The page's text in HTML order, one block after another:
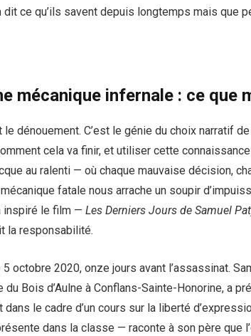
ce qu’ils savent depuis longtemps mais que
mécanique infernale : ce que
le dénouement. C’est le génie du choix narratif
cela va finir, et utiliser cette
au ralenti — où chaque mauvaise décision,
fatale nous arrache un soupir
inspiré le film —Les Derniers Jours de Samuel
la responsabilité.
octobre 2020, onze jours avant l’assassinat.
du Bois d’Aulne à Conflans-Sainte-Honorine, a
le cadre d’un cours sur la liberté
dans la classe — raconte à son père que